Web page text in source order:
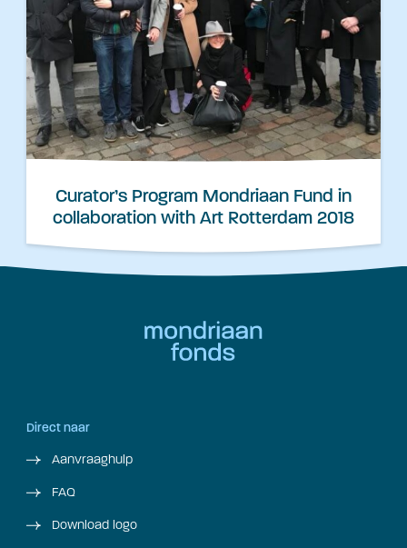
Curator’s Program Mondriaan Fund in
collaboration with Art Rotterdam 2018
Direct naar
Aanvraaghulp
FAQ
Download logo